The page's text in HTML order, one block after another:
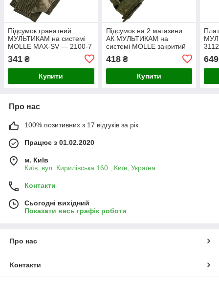
Підсумок гранатний
МУЛЬТИКАМ на системі
MOLLE MAX-SV — 2100-7
341 ₴
Купити
Підсумок на 2 магазини
АК МУЛЬТИКАМ на
системі MOLLE закритий
418₴
Купити
3112
649
Про нас
100% позитивних з 17 відгуків за рік
Працює з 01.02.2020
м. Київ
Київ, вул. Кирилівська 160 , Київ, Україна
Контакти
Сьогодні вихідний
Показати весь графік роботи
Про нас
Контакти